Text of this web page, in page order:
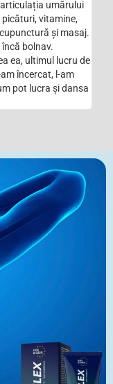
umărului
vitamine,
și masaj.
bolnav.
ea, ultimul lucru de
încercat, l-am
pot lucra și dansa